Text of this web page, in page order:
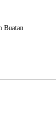
Buatan